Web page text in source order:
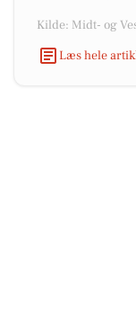
Kilde: Midt- og
Læs hele